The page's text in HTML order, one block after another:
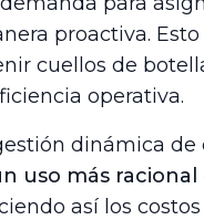
proactiva.
cuellos de
operativa.
dinámica de
uso más racional
así los costos